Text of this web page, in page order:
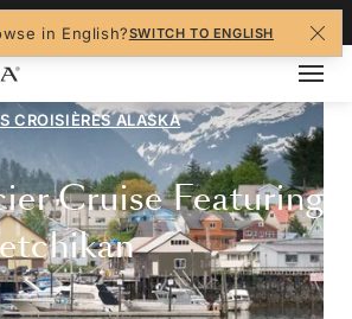
in English?SWITCH TO ENGLISH
CROISIÈRES ALASKA
Cruise Featuring